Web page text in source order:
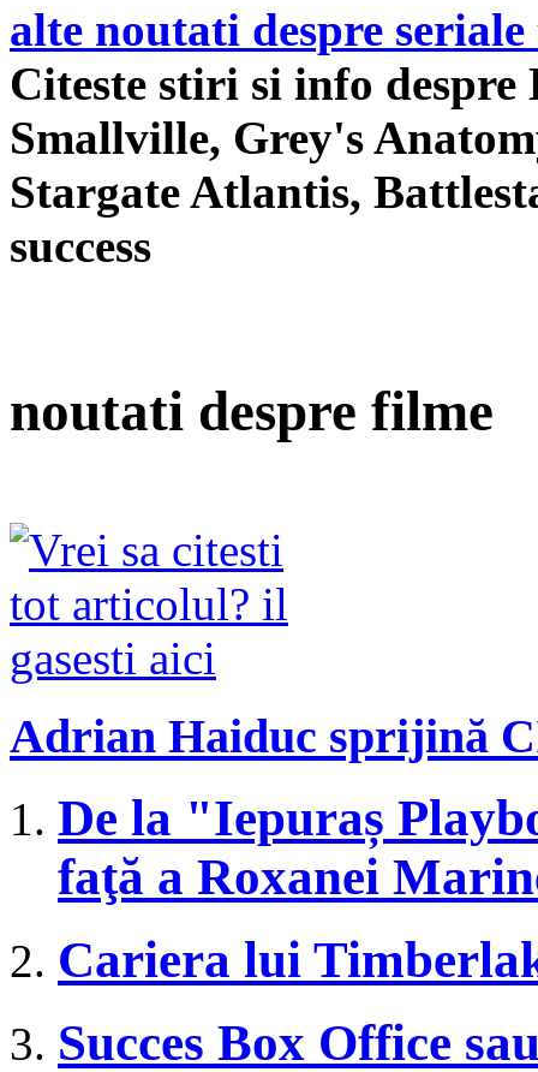
alte noutati despre
Citeste stiri si info despre
Smallville, Grey's
Stargate Atlantis,
success
noutati despre filme
Adrian Haiduc sprijină
De la "Iepuraș
faţă a Roxanei
Cariera lui
Succes Box Office